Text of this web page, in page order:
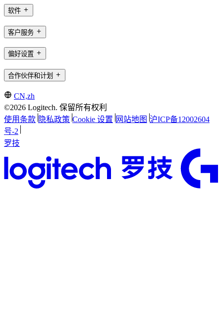
软件
客户服务
偏好设置
合作伙伴和计划
CN,zh
©2026 Logitech. 保留所有权利
使用条款 隐私政策 Cookie 设置 网站地图 沪ICP备12002604
号-2
罗技